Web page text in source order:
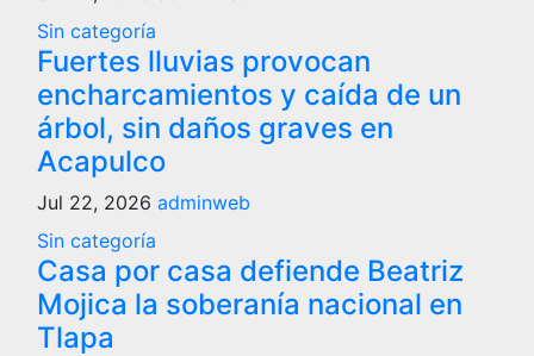
Sin categoría
Fuertes lluvias provocan
encharcamientos y caída de un
árbol, sin daños graves en
Acapulco
Jul 22, 2026 adminweb
Sin categoría
Casa por casa defiende Beatriz
Mojica la soberanía nacional en
Tlapa